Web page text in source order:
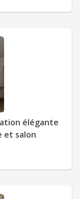
élégante
et salon